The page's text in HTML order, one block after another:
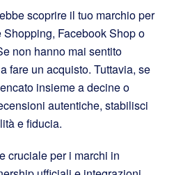
scoprire il tuo marchio per
Facebook Shop o
non hanno mai sentito
fare un acquisto. Tuttavia, se
insieme a decine o
autentiche, stabilisci
e fiducia.
cruciale per i marchi in